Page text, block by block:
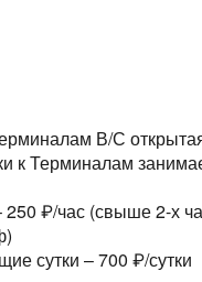
В/С
к Терминалам
250 ₽/час (свыше 2-х
сутки – 700 ₽/сутки